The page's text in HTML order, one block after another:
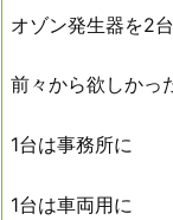
オゾン発生器を2
前々から欲しかっ
1台は事務所に
1台は車両用に